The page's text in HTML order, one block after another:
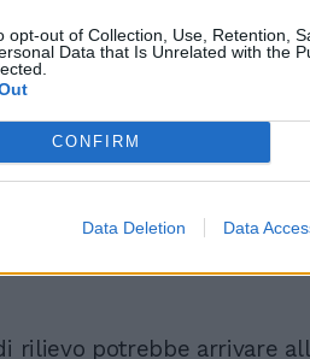
opt-out of Collection, Use, Retention,
Data that Is Unrelated with the
CONFIRM
Data Deletion Data
sognano
Appello ad
rilievo potrebbe arrivare